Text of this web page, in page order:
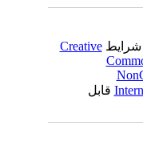
Creative
قابل